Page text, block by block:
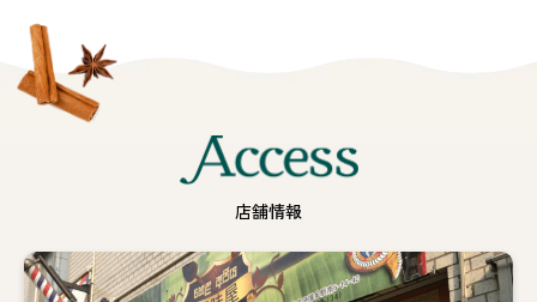
詳
し
く
Access
店舗情報